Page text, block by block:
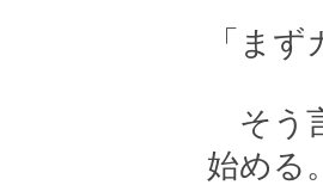
「ま
そう
始める。